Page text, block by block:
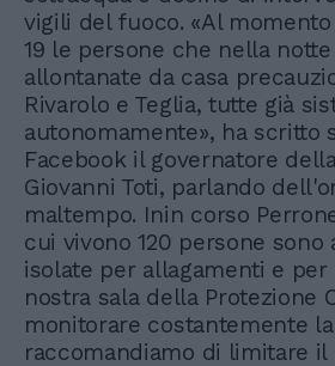
vigili del fuoco. «Al momento
19 le persone che nella
allontanate da casa
Rivarolo e Teglia, tutte già
autonomamente», ha scritto
Facebook il governatore
Giovanni Toti, parlando
maltempo. Inin corso
cui vivono 120 persone sono
isolate per allagamenti e per
nostra sala della Protezione
monitorare costantemente
raccomandiamo di limitare